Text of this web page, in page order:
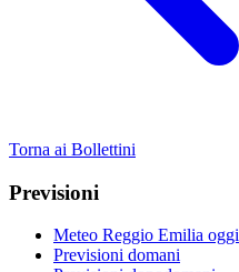
Torna ai Bollettini
Previsioni
Meteo Reggio Emilia oggi
Previsioni domani